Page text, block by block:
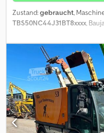
Zustand:gebraucht,
TBS50NC44J31BT8xxxx,
Referenznummer auf
Stunden: 1148 Wassertank
Gewicht: 5000 kg 72 kW
Kippfunktion Klima/AC
Beschreibung: Wir haben
2019 zum Verkauf. Die
Wartungen wurden
wurde bestellt und wird vor
kann eine Schlauchaufroller
Bereit zur Lieferung.